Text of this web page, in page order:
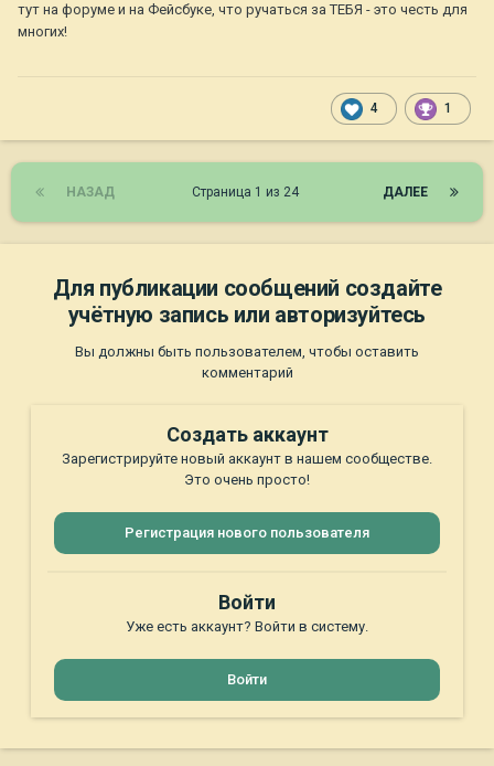
тут на форуме и на Фейсбуке, что ручаться за ТЕБЯ - это честь для
многих!
4 1
НАЗАД ДАЛЕЕ
Страница 1 из 24
Для публикации сообщений создайте
учётную запись или авторизуйтесь
Вы должны быть пользователем, чтобы оставить
комментарий
Создать аккаунт
Зарегистрируйте новый аккаунт в нашем сообществе.
Это очень просто!
Регистрация нового пользователя
Войти
Уже есть аккаунт? Войти в систему.
Войти